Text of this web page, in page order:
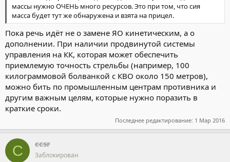
массы нужно ОЧЕНЬ много ресурсов. Это при том, что сия
масса будет тут же обнаружена и взята на прицел.
Пока речь идёт не о замене ЯО кинетическим, а о
дополнении. При наличии продвинутой системы
управления на КК, которая может обеспечить
приемлемую точность стрельбы (например, 100
килограммовой болванкой с КВО около 150 метров),
можно бить по промышленным центрам противника и
другим важным целям, которые нужно поразить в
краткие сроки.
Последнее редактирование: 1 Мар 2016
C ccsr
Заблокирован